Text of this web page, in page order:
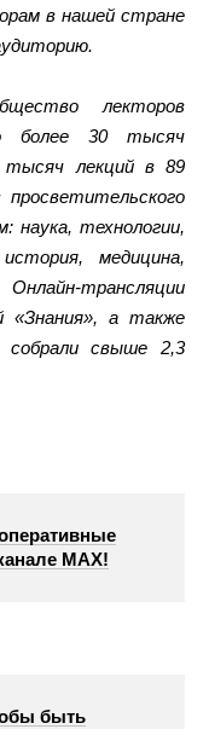
в нашей стране
лекторов
более 30 тысяч
тысяч лекций в 89
технологии,
медицина,
трансляции
«Знания», а также
собрали свыше 2,3
МАХ!
быть